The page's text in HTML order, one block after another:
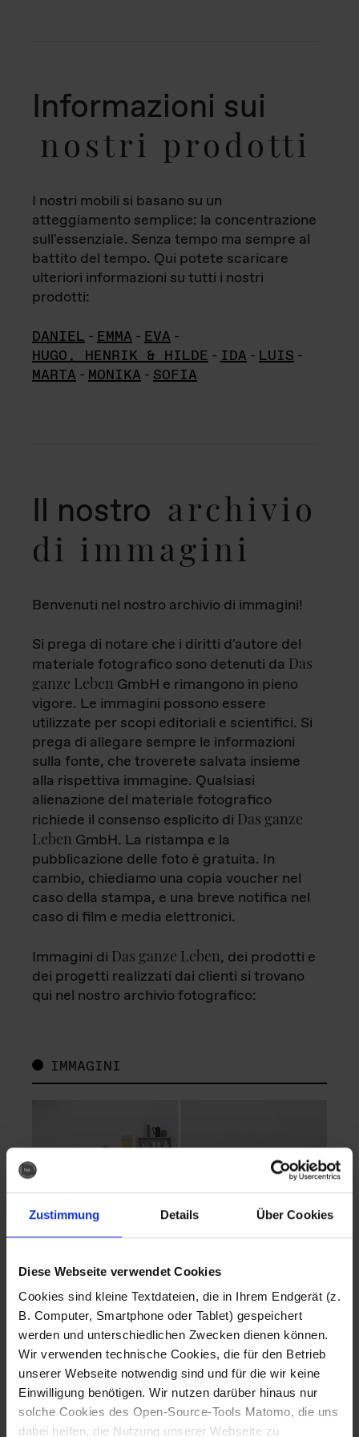
Zustimmung Details Über Cookies
Diese Webseite verwendet Cookies
Cookies sind kleine Textdateien, die in Ihrem Endgerät (z.
B. Computer, Smartphone oder Tablet) gespeichert
werden und unterschiedlichen Zwecken dienen können.
Wir verwenden technische Cookies, die für den Betrieb
unserer Webseite notwendig sind und für die wir keine
Einwilligung benötigen. Wir nutzen darüber hinaus nur
solche Cookies des Open-Source-Tools Matomo, die uns
dabei helfen, die Nutzung unserer Webseite zu
Informazioni sui
nostri prodotti
I nostri mobili si basano su un
atteggiamento semplice: la concentrazione
sull'essenziale. Senza tempo ma sempre al
battito del tempo. Qui potete scaricare
ulteriori informazioni su tutti i nostri
prodotti:
DANIEL - EMMA - EVA -
HUGO, HENRIK & HILDE - IDA - LUIS -
MARTA - MONIKA - SOFIA
Il nostro archivio
di immagini
Benvenuti nel nostro archivio di immagini!
Si prega di notare che i diritti d'autore del
materiale fotografico sono detenuti da Das
ganze Leben GmbH e rimangono in pieno
vigore. Le immagini possono essere
utilizzate per scopi editoriali e scientifici. Si
prega di allegare sempre le informazioni
sulla fonte, che troverete salvata insieme
alla rispettiva immagine. Qualsiasi
alienazione del materiale fotografico
richiede il consenso esplicito di Das ganze
Leben GmbH. La ristampa e la
pubblicazione delle foto è gratuita. In
cambio, chiediamo una copia voucher nel
caso della stampa, e una breve notifica nel
caso di film e media elettronici.
Immagini di Das ganze Leben, dei prodotti e
dei progetti realizzati dai clienti si trovano
qui nel nostro archivio fotografico:
IMMAGINI
Fotografo: Lorenz
Sternbach
Download
Fotografo: Lorenz
Sternbach
Download